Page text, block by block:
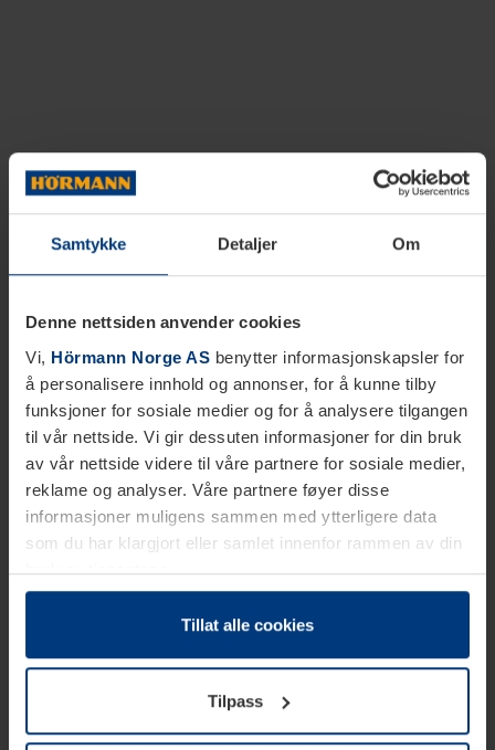
Samtykke Detaljer Om
Denne nettsiden anvender cookies
Vi, Hörmann Norge AS benytter informasjonskapsler for
å personalisere innhold og annonser, for å kunne tilby
funksjoner for sosiale medier og for å analysere tilgangen
til vår nettside. Vi gir dessuten informasjoner for din bruk
av vår nettside videre til våre partnere for sosiale medier,
reklame og analyser. Våre partnere føyer disse
informasjoner muligens sammen med ytterligere data
som du har klargjort eller samlet innenfor rammen av din
bruk av tjenestene.
Etter loven kan vi lagre informasjonskapsler på din
datamaskin, hvis disse er absolutt nødvendig for drift av
trenger vi din tillatelse. Du kan når som helst endre eller
tilbakekalle ditt samtykke i forklaringen av
informasjonskapselen på sidenPersonvernerklæringpå
Tillat alle cookies
Tilpass